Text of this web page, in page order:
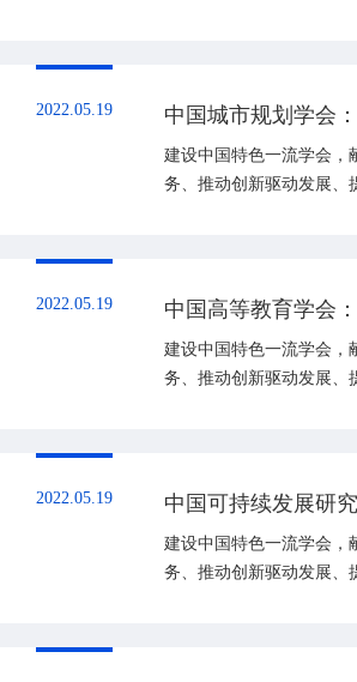
2022.05.19 中国城市规划学会
建设中国特色一流学会，
务、推动创新驱动发展、
2022.05.19 中国高等教育学会
建设中国特色一流学会，
务、推动创新驱动发展、
2022.05.19 中国可持续发展研
建设中国特色一流学会，
务、推动创新驱动发展、